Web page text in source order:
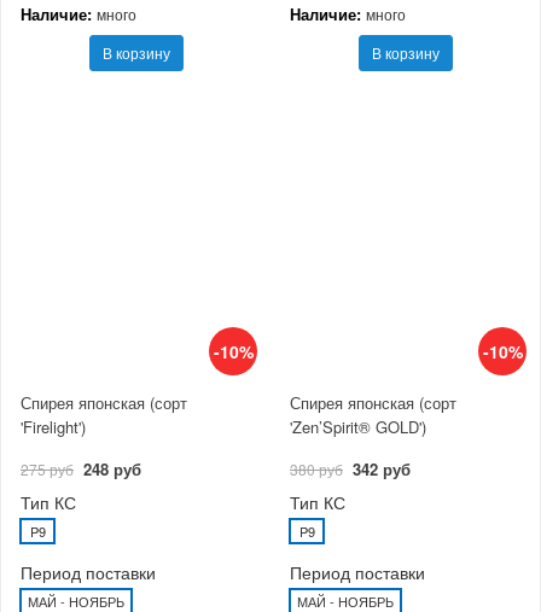
Наличие: много
В корзину
Наличие: много
В корзину
-10%
Спирея японская (сорт
'Firelight')
275 руб 248 руб
Тип КС
P9
Период поставки
МАЙ - НОЯБРЬ
-10%
Спирея японская (сорт
'Zen’Spirit® GOLD')
380 руб 342 руб
Тип КС
P9
Период поставки
МАЙ - НОЯБРЬ